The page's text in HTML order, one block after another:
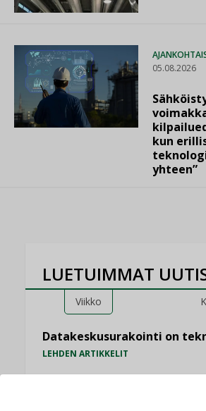
05.08.2026
kun
yhteen”
LUETUIMMAT
Viikko
Datakeskusurakointi on
LEHDEN ARTIKKELIT